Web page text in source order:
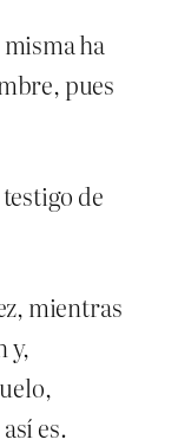
ha
pues
de
mientras
y,
es.